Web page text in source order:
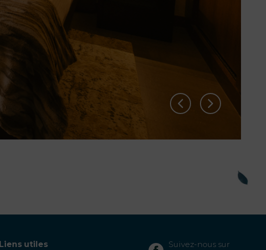
Liens utiles Suivez-nous sur